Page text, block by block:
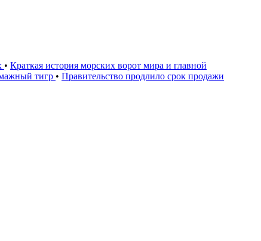
• Краткая история морских ворот мира и главной
тигр • Правительство продлило срок продажи